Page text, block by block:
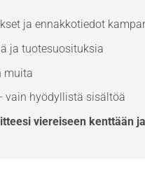
ja ennakkotiedot
ja tuotesuosituksia
muita
vain hyödyllistä sisältöä
viereiseen kenttään